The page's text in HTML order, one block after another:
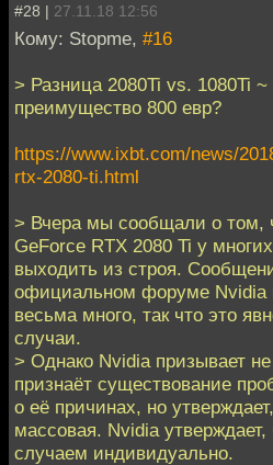
#28 | 27.11.18 12:56
Кому: Stopme, #16
> Разница 2080Ti vs. 1080Ti
преимущество 800 евр?
https://www.ixbt.com/news/
rtx-2080-ti.html
> Вчера мы сообщали о том,
GeForce RTX 2080 Ti у
выходить из строя.
официальном форуме Nvidia
весьма много, так что это
случаи.
> Однако Nvidia призывает
признаёт существование
о её причинах, но
массовая. Nvidia
случаем индивидуально.